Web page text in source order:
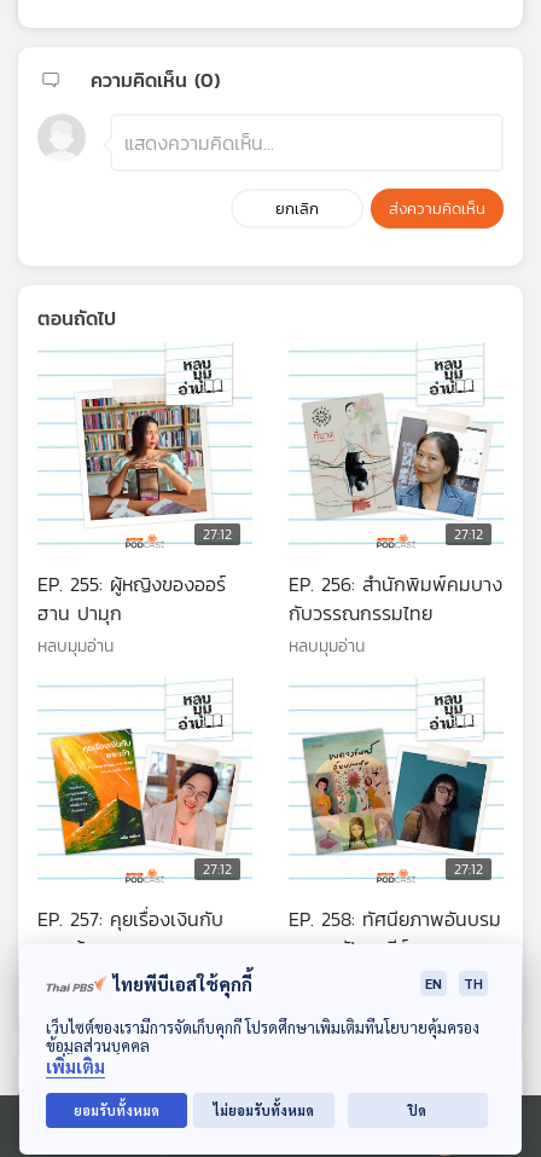
ดาวน์โหลด Thai PBS Podcast Application
Ⓒ 2020 องค์การกระจายเสียงและแพร่ภาพสาธารณะแห่งประเทศไทย
ความคิดเห็น (0)
ยกเลิก ส่งความคิดเห็น
ตอนถัดไป
27:12
EP. 255: ผู้หญิงของออร์
ฮาน ปามุก
หลบมุมอ่าน
27:12
EP. 256: สำนักพิมพ์คมบาง
กับวรรณกรรมไทย
หลบมุมอ่าน
27:12
EP. 257: คุยเรื่องเงินกับ
พระเจ้า
หลบมุมอ่าน
27:12
EP. 258: ทัศนียภาพอันบรม
สุขของปันนารีย์
ตอนที่เกี่ยวข้อง
ไทยพีบีเอสใช้คุกกี้ EN TH
เว็บไซต์ของเรามีการจัดเก็บคุกกี้ โปรดศึกษาเพิ่มเติมที่นโยบายคุ้มครอง
ข้อมูลส่วนบุคคล
เพิ่มเติม
ยอมรับทั้งหมด ไม่ยอมรับทั้งหมด ปิด